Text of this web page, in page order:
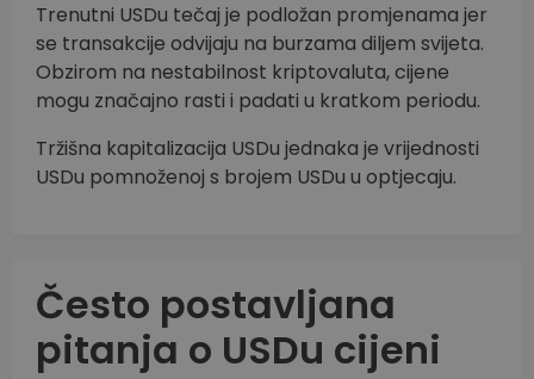
Trenutni USDu tečaj je podložan promjenama jer
se transakcije odvijaju na burzama diljem svijeta.
Obzirom na nestabilnost kriptovaluta, cijene
mogu značajno rasti i padati u kratkom periodu.
Tržišna kapitalizacija USDu jednaka je vrijednosti
USDu pomnoženoj s brojem USDu u optjecaju.
Često postavljana
pitanja o USDu cijeni